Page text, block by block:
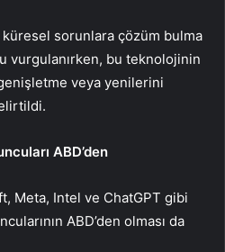
küresel sorunlara çözüm bulma
vurgulanırken, bu teknolojinin
veya yenilerini
ABD’den
Meta, Intel ve ChatGPT gibi
ABD’den olması da